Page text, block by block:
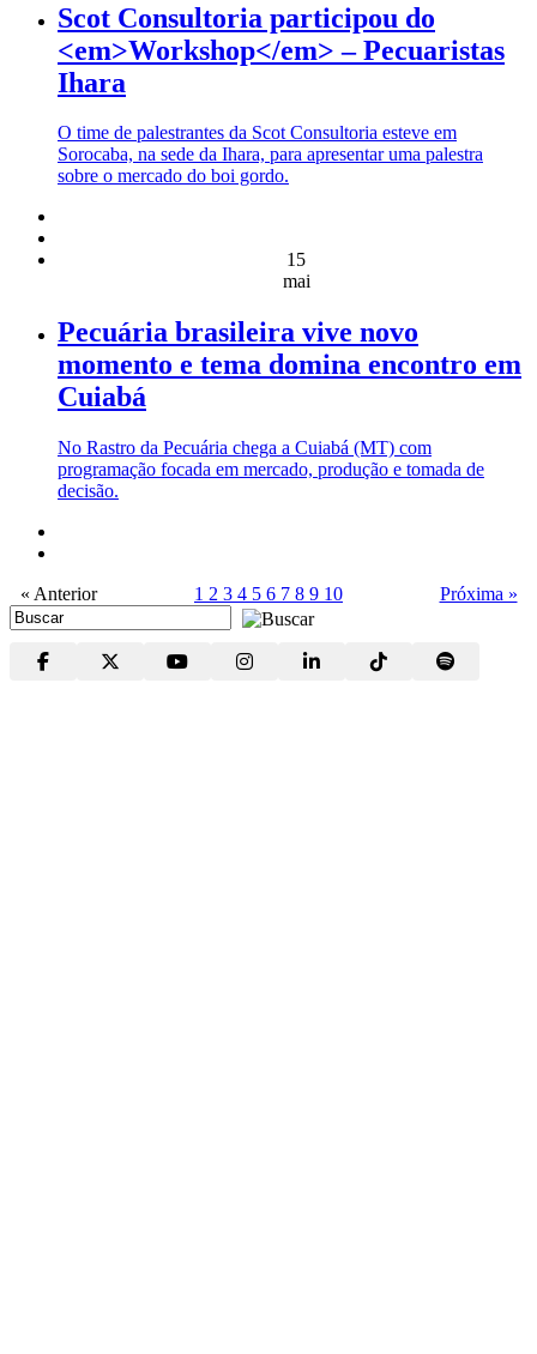
Scot Consultoria participou do
<em>Workshop</em> – Pecuaristas
Ihara
O time de palestrantes da Scot Consultoria esteve em
Sorocaba, na sede da Ihara, para apresentar uma palestra
sobre o mercado do boi gordo.
15
mai
Pecuária brasileira vive novo
momento e tema domina encontro em
Cuiabá
No Rastro da Pecuária chega a Cuiabá (MT) com
programação focada em mercado, produção e tomada de
decisão.
« Anterior 1 2 3 4 5 6 7 8 9 10 Próxima »